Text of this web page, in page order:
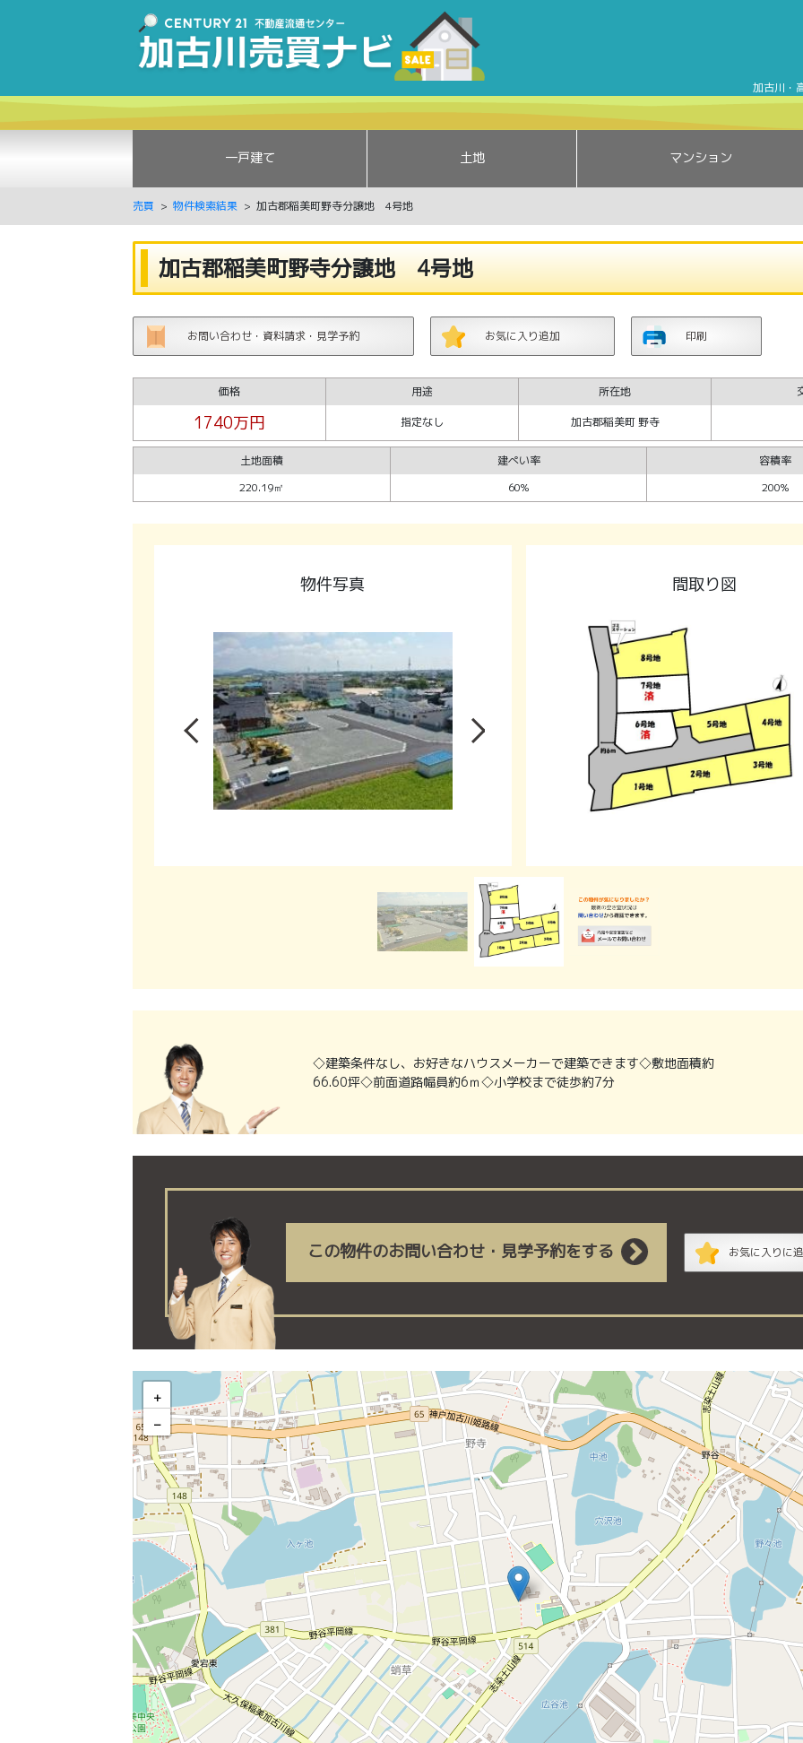
加古川・
一戸建て 土地 マンション
売買 物件検索結果 加古郡稲美町野寺分譲地 4号地
加古郡稲美町野寺分譲地 4号地
お問い合わせ・資料請求・見学予約 お気に入り追加 印刷
価格 用途 所在地
1740万円 指定なし 加古郡稲美町 野寺
土地面積 建ぺい率
容積率
220.19㎡
60% 200%
物件写真 間取り図
◇建築条件なし、お好きなハウスメーカーで建築できます◇敷地面積約
66.60坪◇前面道路幅員約6ｍ◇小学校まで徒歩約7分
この物件のお問い合わせ・見学予約をする お気に入りに
加古郡稲美町野寺分譲地 4号地 の地図
+
−